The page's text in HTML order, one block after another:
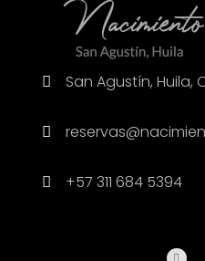
San Agustín, Huila,
+57 311 684 5394